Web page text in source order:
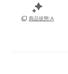
商品状態:A